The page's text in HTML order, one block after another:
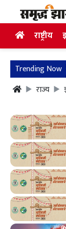
राष्ट्रीय
Trending Now
शहीद
राज्य